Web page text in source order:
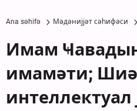
Ana səhifə Мәдәнијјәт сәһифәси
Имам
имамәти;
интеллектуал